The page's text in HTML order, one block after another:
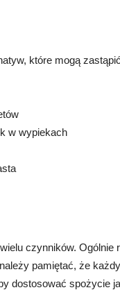
które mogą
w wypiekach
czynników. Ogólnie
pamiętać, że
dostosować spożycie